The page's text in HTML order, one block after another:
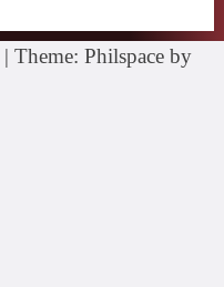
| Theme: Philspace by